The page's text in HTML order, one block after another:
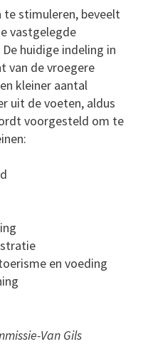
stimuleren, beveelt
vastgelegde
huidige indeling in
van de vroegere
kleiner aantal
uit de voeten, aldus
voorgesteld om te
en voeding
Van Gils